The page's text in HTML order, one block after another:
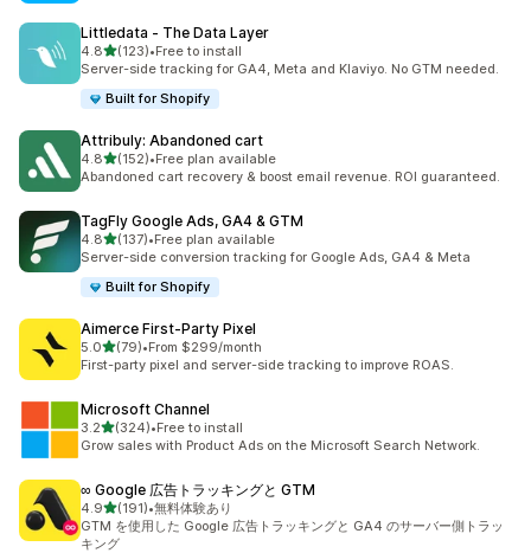
Littledata ‑ The Data Layer
4.85つ星中
(123)
合計レビュー数：123件
•Free to install
Server-side tracking for GA4, Meta and Klaviyo. No GTM needed.
Built for Shopify
Attribuly: Abandoned cart
4.85つ星中
(152)
合計レビュー数：152件
•Free plan available
Abandoned cart recovery & boost email revenue. ROI guaranteed.
TagFly Google Ads, GA4 & GTM
4.85つ星中
(137)
合計レビュー数：137件
•Free plan available
Server-side conversion tracking for Google Ads, GA4 & Meta
Built for Shopify
Aimerce First‑Party Pixel
5.05つ星中
(79)
合計レビュー数：79件
•From $299/month
First-party pixel and server-side tracking to improve ROAS.
Microsoft Channel
3.25つ星中
(324)
合計レビュー数：324件
•Free to install
Grow sales with Product Ads on the Microsoft Search Network.
∞ Google 広告トラッキングと GTM
4.95つ星中
(191)
合計レビュー数：191件
•無料体験あり
GTM を使用した Google 広告トラッキングと GA4 のサーバー側トラッ
キング